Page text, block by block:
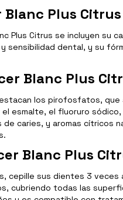
Plus Citrus
Plus Citrus se incluyen su
sensibilidad dental, y su
Blanc Plus
los pirofosfatos, que
el esmalte, el fluoruro
caries, y aromas cítricos
Blanc Plus
cepille sus dientes 3
cubriendo todas las